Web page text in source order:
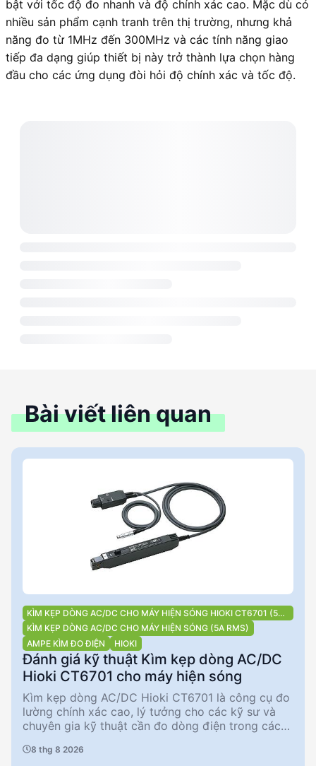
bật với tốc độ đo nhanh và độ chính xác cao. Mặc dù có
nhiều sản phẩm cạnh tranh trên thị trường, nhưng khả
năng đo từ 1MHz đến 300MHz và các tính năng giao
tiếp đa dạng giúp thiết bị này trở thành lựa chọn hàng
đầu cho các ứng dụng đòi hỏi độ chính xác và tốc độ.
Bài viết liên quan
KÌM KẸP DÒNG AC/DC CHO MÁY HIỆN SÓNG HIOKI CT6701 (5A
RMS)
KÌM KẸP DÒNG AC/DC CHO MÁY HIỆN SÓNG (5A RMS)
AMPE KÌM ĐO ĐIỆN
HIOKI
Đánh giá kỹ thuật Kìm kẹp dòng AC/DC
Hioki CT6701 cho máy hiện sóng
Kìm kẹp dòng AC/DC Hioki CT6701 là công cụ đo
lường chính xác cao, lý tưởng cho các kỹ sư và
chuyên gia kỹ thuật cần đo dòng điện trong các
120 MHz và độ chính xác Amplitude ± 1%, sản
8 thg 8 2026